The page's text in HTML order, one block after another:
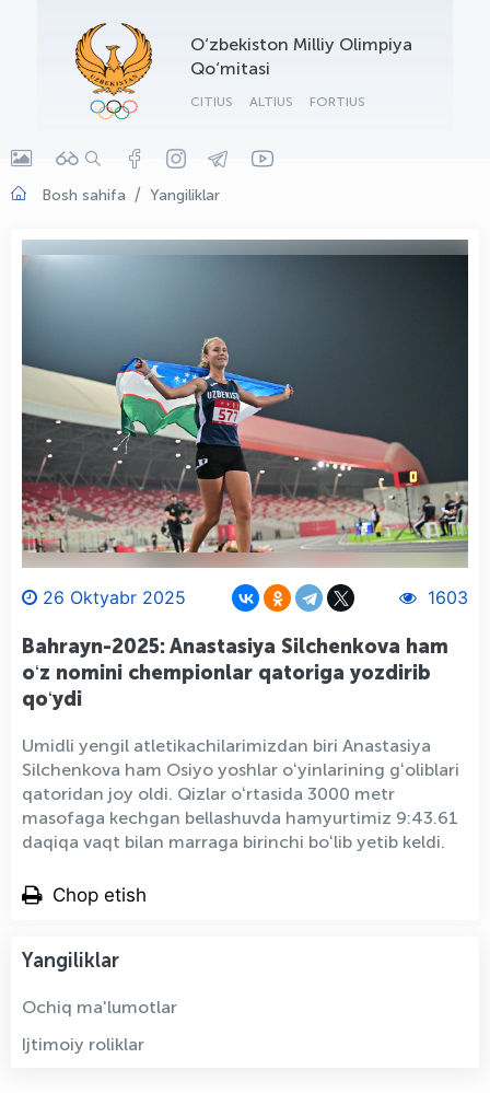
O‘zbekiston Milliy Olimpiya
Qo‘mitasi
CITIUS ALTIUS FORTIUS
Bosh sahifa Yangiliklar
26 Oktyabr 2025 1603
Bahrayn-2025: Anastasiya Silchenkova ham
oʻz nomini chempionlar qatoriga yozdirib
qoʻydi
Umidli yengil atletikachilarimizdan biri Anastasiya
Silchenkova ham Osiyo yoshlar oʻyinlarining gʻoliblari
qatoridan joy oldi. Qizlar oʻrtasida 3000 metr
masofaga kechgan bellashuvda hamyurtimiz 9:43.61
daqiqa vaqt bilan marraga birinchi boʻlib yetib keldi.
Chop etish
Yangiliklar
Ochiq ma'lumotlar
Ijtimoiy roliklar
OLYMPCHIK AI - yordamchi
Onlayn · olympic.uz